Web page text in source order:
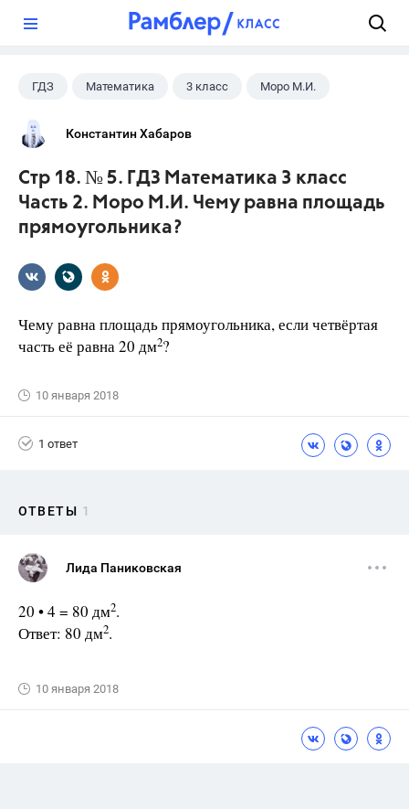
ГДЗ Математика 3 класс Моро М.И.
Константин Хабаров
Стр 18. № 5. ГДЗ Математика 3 класс
Часть 2. Моро М.И. Чему равна площадь
прямоугольника?
Чему равна площадь прямоугольника, если четвёртая
часть её равна 20 дм2?
10 января 2018
1 ответ
ОТВЕТЫ 1
Лида Паниковская
20 • 4 = 80 дм2.
Ответ: 80 дм2.
10 января 2018